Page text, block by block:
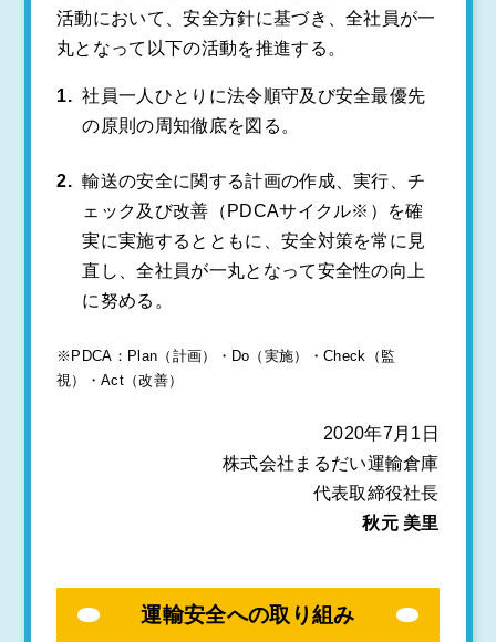
活動において、安全方針に基づき、全社員が一
丸となって以下の活動を推進する。
社員一人ひとりに法令順守及び安全最優先
の原則の周知徹底を図る。
輸送の安全に関する計画の作成、実行、チ
ェック及び改善（PDCAサイクル※）を確
実に実施するとともに、安全対策を常に見
直し、全社員が一丸となって安全性の向上
に努める。
※PDCA：Plan（計画）・Do（実施）・Check（監
視）・Act（改善）
2020年7月1日
株式会社まるだい運輸倉庫
代表取締役社長
秋元 美里
運輸安全への取り組み